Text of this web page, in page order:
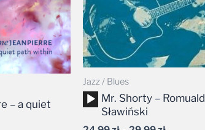
– a quiet
Jazz / Blues
Odtwarzacz
plików
dźwiękowych
Mr. Shorty – Romuald
Sławiński